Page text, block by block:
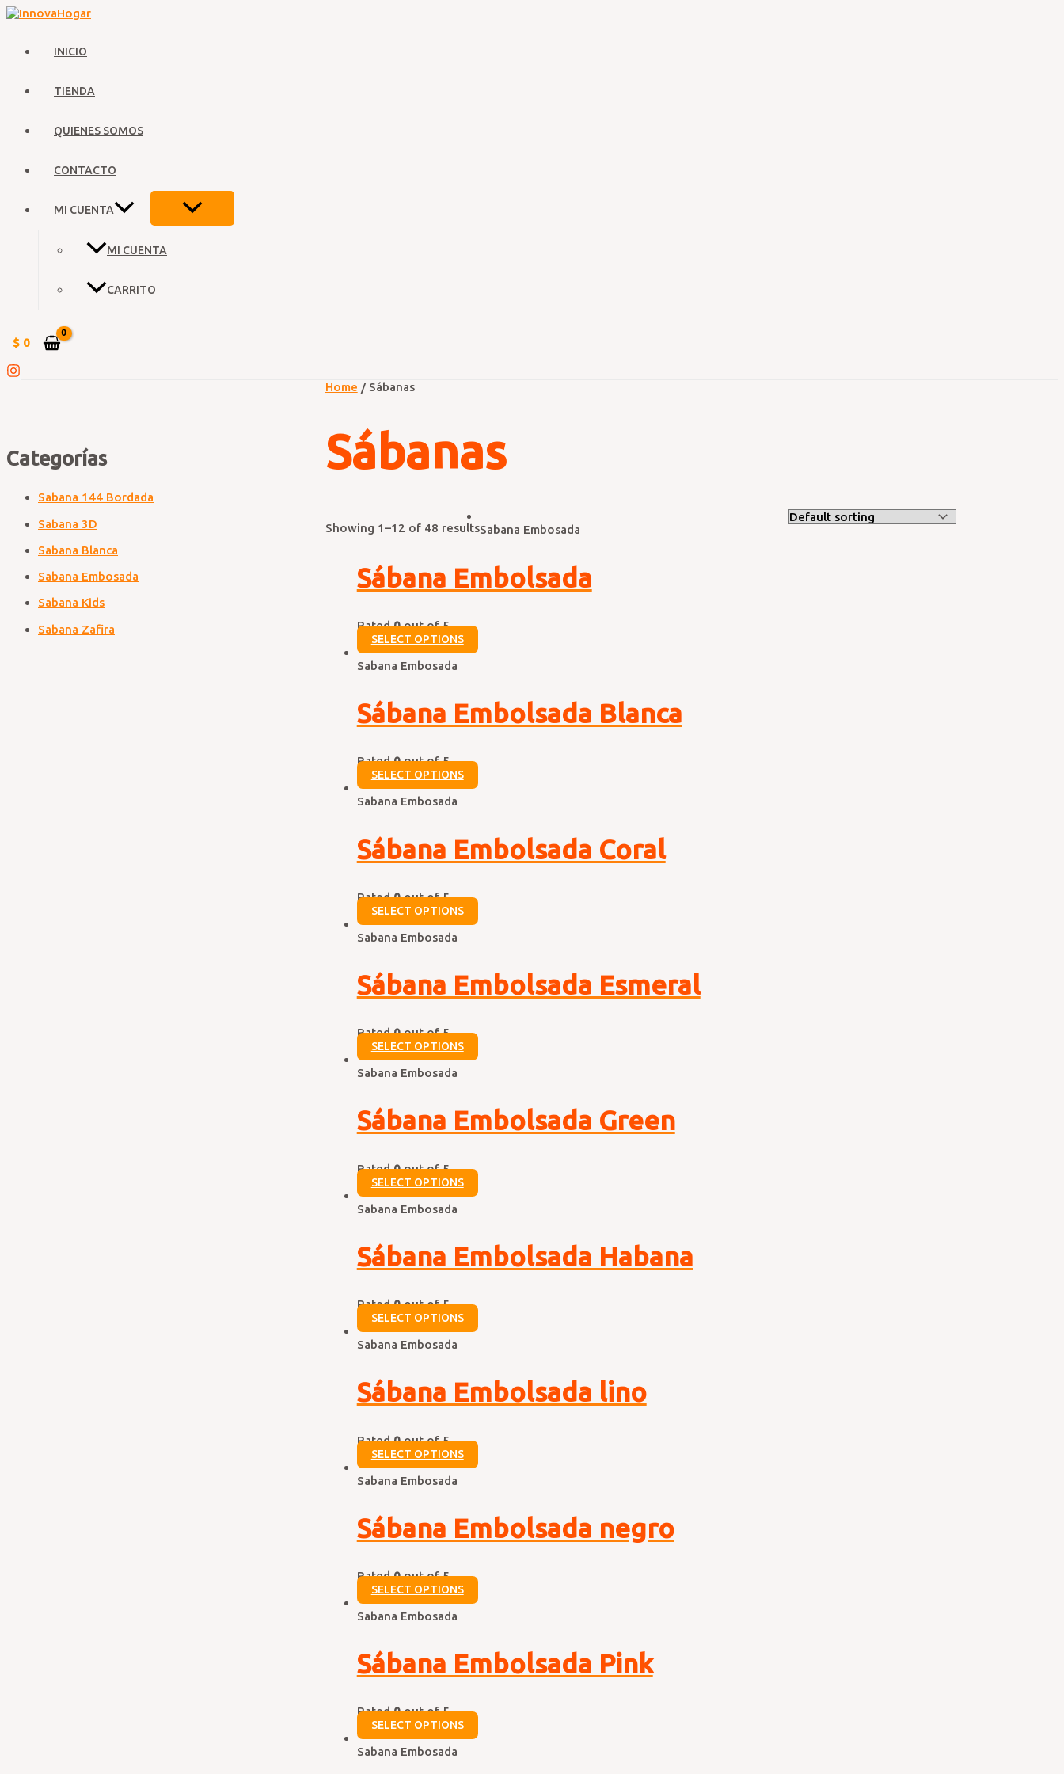
Ir
INICIO
TIENDA
QUIENES SOMOS
CONTACTO
MI CUENTA
ALTERNAR
MI CUENTA
CARRITO
$ 0
Categorías
Sabana 144 Bordada
Sabana 3D
Sabana Blanca
Sabana Embosada
Sabana Kids
Sabana Zafira
Home / Sábanas
Sábanas
Showing 1–12 of 48 resultsSabana Embosada
Sábana Embolsada
Rated0out of 5
SELECT OPTIONS
Sabana Embosada
Sábana Embolsada Blanca
Rated0out of 5
SELECT OPTIONS
Sabana Embosada
Sábana Embolsada Coral
Rated0out of 5
SELECT OPTIONS
Sabana Embosada
Sábana Embolsada Esmeral
Rated0out of 5
SELECT OPTIONS
Sabana Embosada
Sábana Embolsada Green
Rated0out of 5
SELECT OPTIONS
Sabana Embosada
Sábana Embolsada Habana
Rated0out of 5
SELECT OPTIONS
Sabana Embosada
Sábana Embolsada lino
Rated0out of 5
SELECT OPTIONS
Sabana Embosada
Sábana Embolsada negro
Rated0out of 5
SELECT OPTIONS
Sabana Embosada
Sábana Embolsada Pink
Rated0out of 5
SELECT OPTIONS
Sabana Embosada